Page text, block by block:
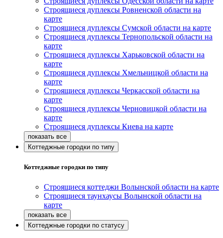
Строящиеся дуплексы Ровненской области на
карте
Строящиеся дуплексы Сумской области на карте
Строящиеся дуплексы Тернопольской области на
карте
Строящиеся дуплексы Харьковской области на
карте
Строящиеся дуплексы Хмельницкой области на
карте
Строящиеся дуплексы Черкасской области на
карте
Строящиеся дуплексы Черновицкой области на
карте
Строящиеся дуплексы Киева на карте
Коттеджные городки по типу
Коттеджные городки по типу
Строящиеся коттеджи Волынской области на карте
Строящиеся таунхаусы Волынской области на
карте
Коттеджные городки по статусу